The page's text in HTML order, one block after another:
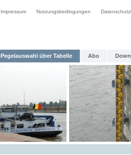
Impressum Nutzungsbedingungen
Pegelauswahl über Tabelle Abo